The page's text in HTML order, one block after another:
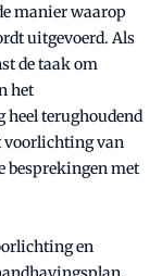
manier waarop
uitgevoerd. Als
de taak om
het
terughoudend
voorlichting van
besprekingen met
en